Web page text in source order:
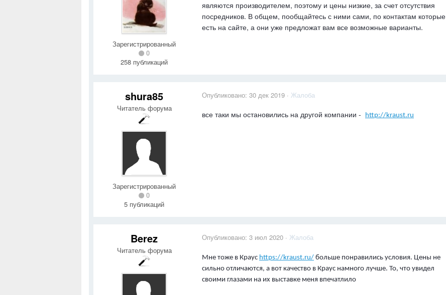
Зарегистрированный
0
258 публикаций
являются производителем, поэтому и цены низкие, за счет отсутствия
посредников. В общем, пообщайтесь с ними сами, по контактам которые
есть на сайте, а они уже предложат вам все возможные варианты.
shura85
Читатель форума
Зарегистрированный
0
5 публикаций
Опубликовано: 30 дек 2019 · Жалоба
все таки мы остановились на другой компании - http://kraust.ru
Berez
Читатель форума
Опубликовано: 3 июл 2020 · Жалоба
Мне тоже в Краус https://kraust.ru/ больше понравились условия. Цены не
сильно отличаются, а вот качество в Краус намного лучше. То, что увидел
своими глазами на их выставке меня впечатлило